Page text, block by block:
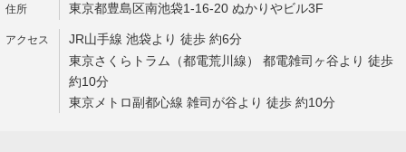
東京都豊島区南池袋1-16-20 ぬかりやビル3F
JR山手線 池袋より 徒歩 約6分
東京さくらトラム（都電荒川線） 都電雑司ヶ谷より 徒歩
約10分
東京メトロ副都心線 雑司が谷より 徒歩 約10分